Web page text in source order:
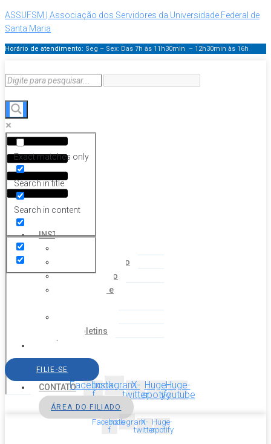
ASSUFSM | Associação dos Servidores da Universidade Federal de
Santa Maria
Horário de atendimento: Seg – Sex: Das 7h às 11h30min – 12h30min às 16h
Exact matches only
Search in title
Search in content
Menu
INSTITUCIONAL
Coordenação
Financeiro
Estatuto e
Boletins
SERVIÇOS
AGENDA
CONTATO
FILIE-SE
Facebook-
f
InstagramX-
twitter
Huge-
spotify
Huge-
youtube
ÁREA DO FILIADO
Facebook-
f
InstagramX-
twitter
Huge-
spotify